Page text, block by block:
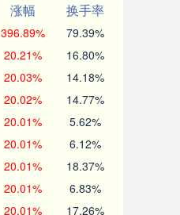
涨幅
换手率
396.89% 79.39%
20.21% 16.80%
20.03% 14.18%
20.02% 14.77%
20.01% 5.62%
20.01% 6.12%
20.01% 18.37%
20.01% 6.83%
20.01% 17.26%